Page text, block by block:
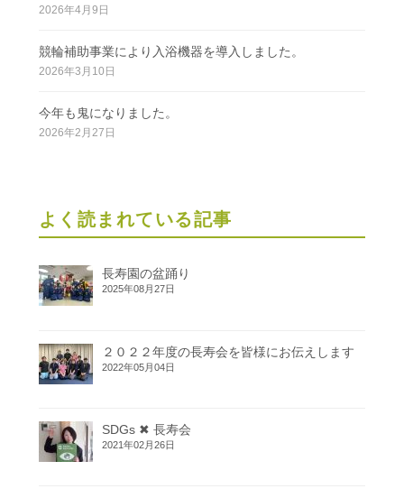
2026年4月9日
競輪補助事業により入浴機器を導入しました。
2026年3月10日
今年も鬼になりました。
2026年2月27日
よく読まれている記事
長寿園の盆踊り
2025年08月27日
２０２２年度の長寿会を皆様にお伝えします
2022年05月04日
SDGs ✖ 長寿会
2021年02月26日